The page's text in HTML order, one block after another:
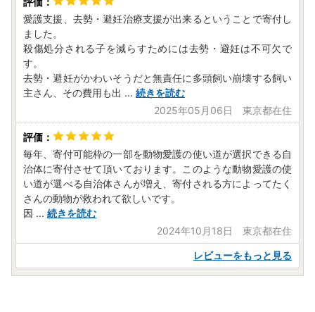
愛護支援、去勢・避妊治療支援が出来るということで寄付し
ました。
殺傷処分される子を減らすためには去勢・避妊は不可欠で
す。
去勢・避妊がかわいそうだと無責任に多頭飼い崩壊する飼い
主さん、その費用も出 ... 続きを読む
2025年05月06日 東京都在住
毎年、寄付可能枠の一部を動物愛護の使い道が選択できる自
治体に寄付させて頂いております。このような動物愛護の使
い道が選べる自治体さんが増え、寄付される方によってたく
さんの動物が救われて欲しいです。
因 ... 続きを読む
2024年10月18日 東京都在住
レビューをもっと見る